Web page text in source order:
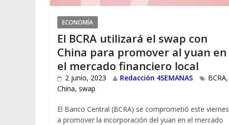
ECONOMÍA
El BCRA utilizará el swap con
China para promover al yuan en
el mercado financiero local
2 junio, 2023 Redacción 4SEMANAS BCRA,
China, swap
El Banco Central (BCRA) se comprometió este viernes
a promover la incorporación del yuan en el mercado